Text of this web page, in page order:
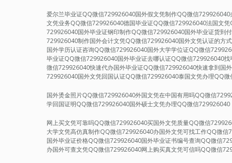
爱尔兰毕业证QQ微信729926040国外假文凭制作QQ微信
文凭业务QQ微信729926040德国毕业证QQ微信729926040法国文
729926040国外毕业证钢印制作QQ微信729926040国外毕业证货到
729926040制作国外会计文凭QQ微信729926040国外文凭认证的方
国外学历认证咨询QQ微信729926040国外大学学位证QQ微信
毕业证QQ微信729926040国外毕业证去哪认证QQ微信729926040
微信729926040快速代办国外毕业证QQ微信729926040快速拿到国
729926040国外文凭回国认证QQ微信729926040泰国文凭办理QQ
国外烫金照片QQ微信729926040外国文凭在中国有用吗QQ微信
学回国证明QQ微信729926040国外硕士文凭办理QQ微信729926040
网上买文凭可靠吗QQ微信729926040买国外文凭质量QQ微信
大学文凭高仿真制作QQ微信729926040办国外文凭可找工作QQ微
国外毕业证价格QQ微信729926040国外毕业证书编号查询QQ微信
办国外可查文凭QQ微信729926040网上购买真文凭可信吗QQ微信